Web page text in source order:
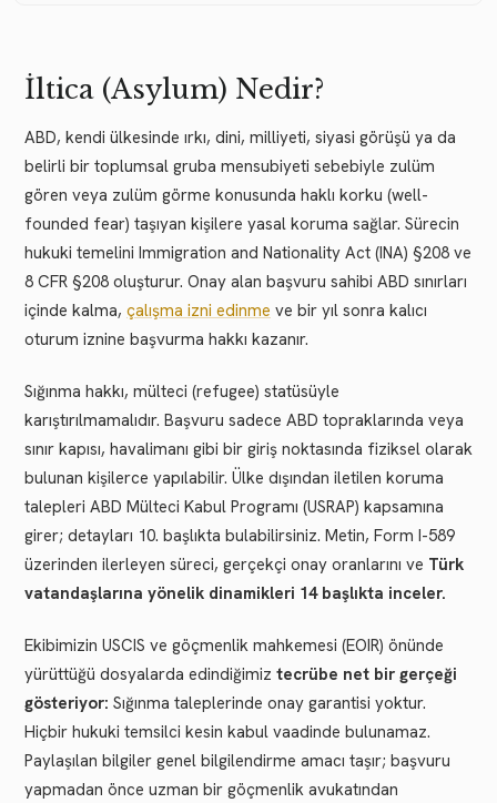
İltica (Asylum) Nedir?
ABD, kendi ülkesinde ırkı, dini, milliyeti, siyasi görüşü ya da
belirli bir toplumsal gruba mensubiyeti sebebiyle zulüm
gören veya zulüm görme konusunda haklı korku (well-
founded fear) taşıyan kişilere yasal koruma sağlar. Sürecin
hukuki temelini Immigration and Nationality Act (INA) §208 ve
8 CFR §208 oluşturur. Onay alan başvuru sahibi ABD sınırları
içinde kalma, çalışma izni edinme ve bir yıl sonra kalıcı
oturum iznine başvurma hakkı kazanır.
Sığınma hakkı, mülteci (refugee) statüsüyle
karıştırılmamalıdır. Başvuru sadece ABD topraklarında veya
sınır kapısı, havalimanı gibi bir giriş noktasında fiziksel olarak
bulunan kişilerce yapılabilir. Ülke dışından iletilen koruma
talepleri ABD Mülteci Kabul Programı (USRAP) kapsamına
girer; detayları 10. başlıkta bulabilirsiniz. Metin, Form I-589
üzerinden ilerleyen süreci, gerçekçi onay oranlarını ve Türk
vatandaşlarına yönelik dinamikleri 14 başlıkta inceler.
Ekibimizin USCIS ve göçmenlik mahkemesi (EOIR) önünde
yürüttüğü dosyalarda edindiğimiz tecrübe net bir gerçeği
gösteriyor: Sığınma taleplerinde onay garantisi yoktur.
Hiçbir hukuki temsilci kesin kabul vaadinde bulunamaz.
Paylaşılan bilgiler genel bilgilendirme amacı taşır; başvuru
yapmadan önce uzman bir göçmenlik avukatından